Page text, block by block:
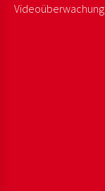
Videoüberwachung